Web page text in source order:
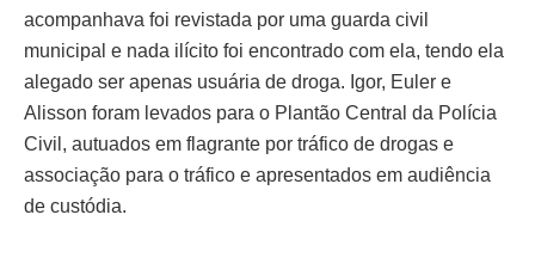
acompanhava foi revistada por uma guarda civil
municipal e nada ilícito foi encontrado com ela, tendo ela
alegado ser apenas usuária de droga. Igor, Euler e
Alisson foram levados para o Plantão Central da Polícia
Civil, autuados em flagrante por tráfico de drogas e
associação para o tráfico e apresentados em audiência
de custódia.